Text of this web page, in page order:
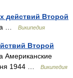
действий Второй
… Википедия
Второй
Американские
1944 …
Википедия